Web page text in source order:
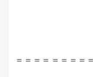
＝＝＝＝＝＝＝＝